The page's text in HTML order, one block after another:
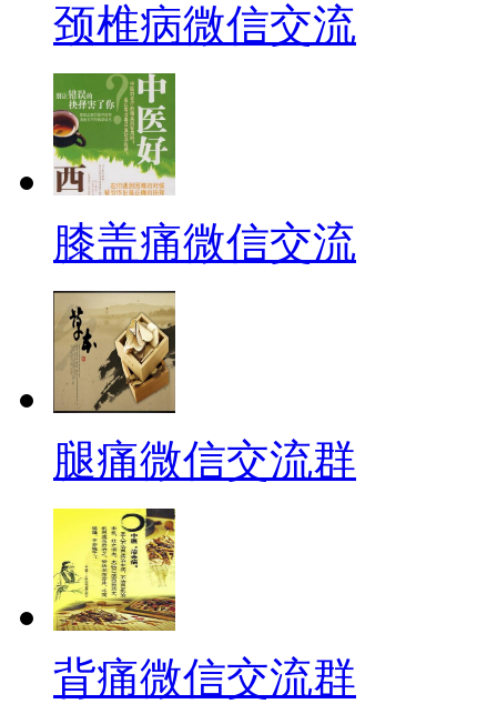
颈椎病微信交流
膝盖痛微信交流
腿痛微信交流群
背痛微信交流群